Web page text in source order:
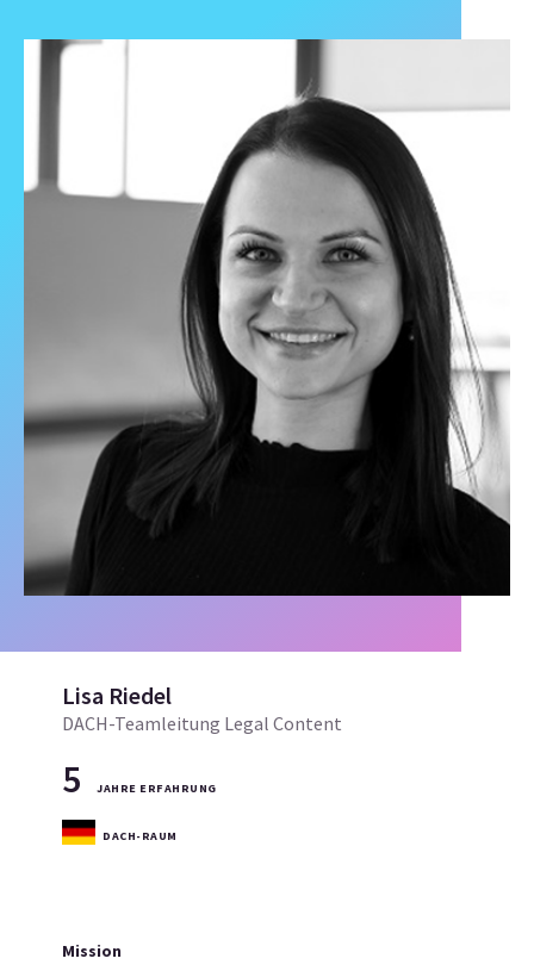
Lisa Riedel
DACH-Teamleitung Legal Content
5 JAHRE ERFAHRUNG
DACH-RAUM
Mission